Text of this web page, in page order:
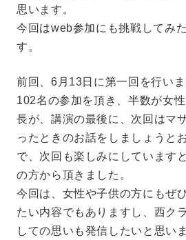
思います。
今回はweb参加にも挑戦してみ
す。
前回、6月13日に第一回を行い
102名の参加を頂き、半数が女
長が、講演の最後に、次回はマ
ったときのお話をしましょうと
で、次回も楽しみにしています
の方から頂きました。
今回は、女性や子供の方にもぜ
たい内容でもありますし、西ク
しての思いも発信したいと思いま